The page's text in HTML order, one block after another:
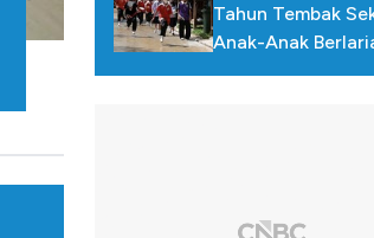
Tahun Tembak
Anak-Anak